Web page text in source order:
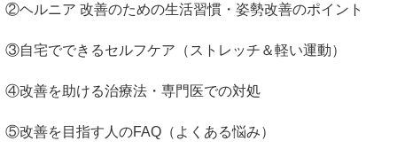
②ヘルニア 改善のための生活習慣・姿勢改善のポイント
③自宅でできるセルフケア（ストレッチ＆軽い運動）
④改善を助ける治療法・専門医での対処
⑤改善を目指す人のFAQ（よくある悩み）